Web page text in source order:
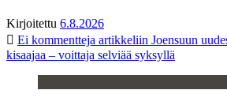
Kirjoitettu 6.8.2026
Ei kommentteja artikkeliin Joensuun
kisaajaa – voittaja selviää syksyllä